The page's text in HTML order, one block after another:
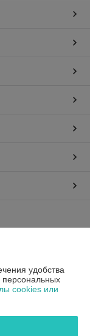
401
удобства
персональных
cookies или